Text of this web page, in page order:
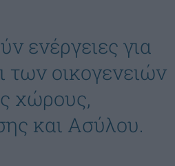
ενέργειες για
οικογενειών
χώρους,
και Ασύλου.